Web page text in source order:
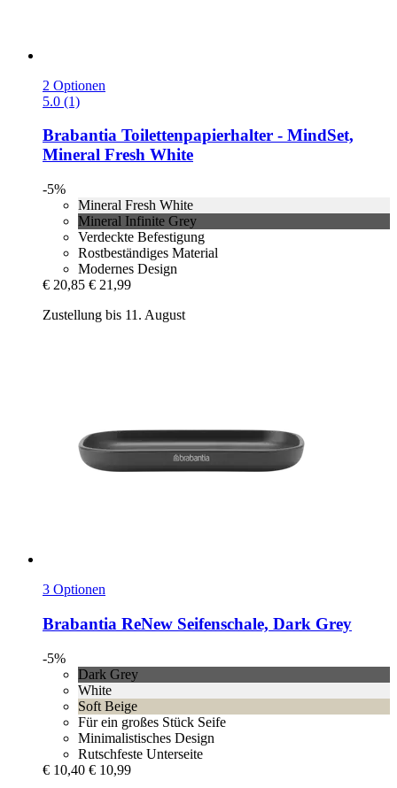
2 Optionen
5.0 (1)
Brabantia Toilettenpapierhalter -​ MindSet,
Mineral Fresh White
-5%
Mineral Fresh White
Mineral Infinite Grey
Verdeckte Befestigung
Rostbeständiges Material
Modernes Design
€ 20,85 € 21,99
Zustellung bis 11. August
3 Optionen
Brabantia ReNew Seifenschale, Dark Grey
-5%
Dark Grey
White
Soft Beige
Für ein großes Stück Seife
Minimalistisches Design
Rutschfeste Unterseite
€ 10,40 € 10,99